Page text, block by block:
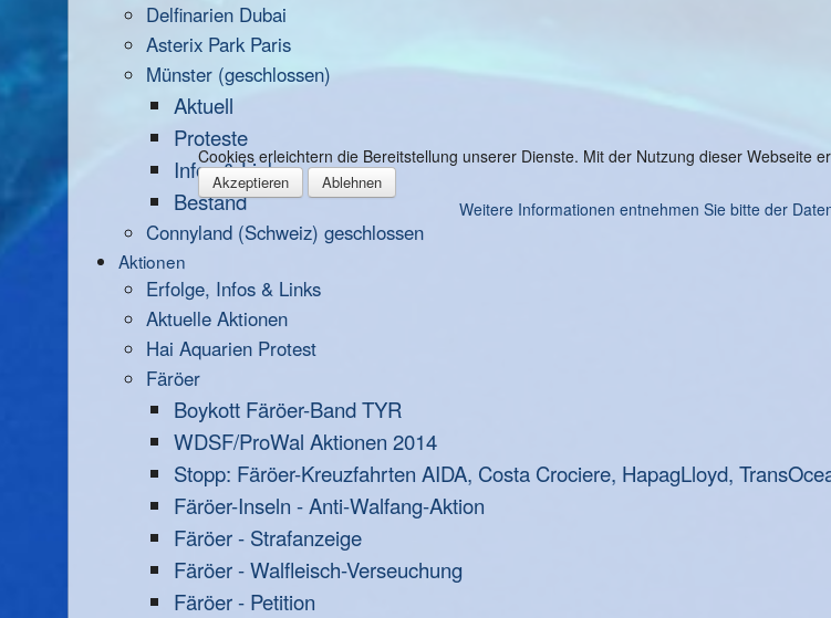
Delfinarien Dubai
Asterix Park Paris
Münster (geschlossen)
Aktuell
Proteste
Infos & Links
Bestand
Connyland (Schweiz) geschlossen
Aktionen
Erfolge, Infos & Links
Aktuelle Aktionen
Hai Aquarien Protest
Färöer
Boykott Färöer-Band TYR
WDSF/ProWal Aktionen 2014
Stopp: Färöer-Kreuzfahrten AIDA, Costa Crociere, HapagLloyd,
Färöer-Inseln - Anti-Walfang-Aktion
Färöer - Strafanzeige
Färöer - Walfleisch-Verseuchung
Färöer - Petition
Cookies erleichtern die Bereitstellung unserer Dienste. Mit der Nutzung dieser Webseite
Akzeptieren Ablehnen
Weitere Informationen entnehmen Sie bitte der